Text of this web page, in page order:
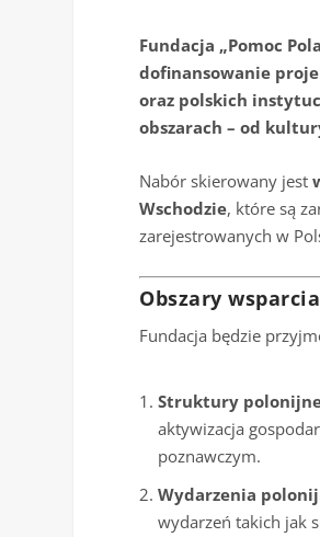
Fundacja „Pomoc
dofinansowanie
oraz polskich
obszarach – od
Nabór skierowany jest
Wschodzie, które są
zarejestrowanych w
Obszary wsparcia
Fundacja będzie
Struktury
aktywizacja
poznawczym.
Wydarzenia
wydarzeń takich jak